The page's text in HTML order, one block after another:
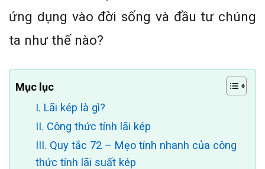
ứng dụng vào đời sống và đầu tư chúng
ta như thế nào?
Mục lục
I. Lãi kép là gì?
II. Công thức tính lãi kép
III. Quy tắc 72 – Mẹo tính nhanh của công
thức tính lãi suất kép